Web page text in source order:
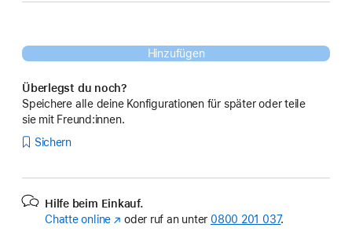
Hinzufügen
Überlegst du noch?
Speichere alle deine Konfigurationen für später oder teile
sie mit Freund:innen.
Sichern
Hilfe beim Einkauf.
Chatte online (Öffnet
oder ruf an unter 0800 201 037.